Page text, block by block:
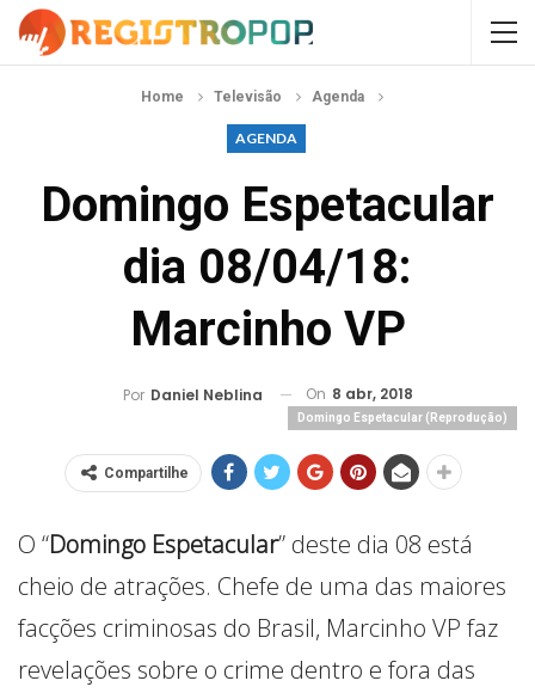
Home Televisão Agenda
AGENDA
Domingo Espetacular
dia 08/04/18:
Marcinho VP
Por Daniel Neblina On 8 abr, 2018
Domingo Espetacular (Reprodução)
Compartilhe
O “Domingo Espetacular” deste dia 08 está
cheio de atrações. Chefe de uma das maiores
facções criminosas do Brasil, Marcinho VP faz
revelações sobre o crime dentro e fora das